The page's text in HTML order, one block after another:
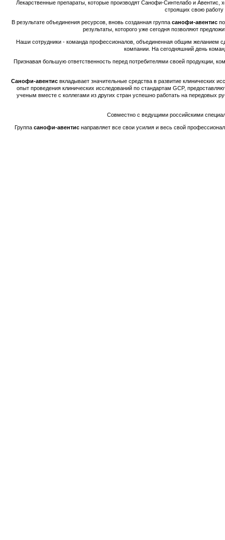
Лекарственные препараты, которые производят Санофи-Синтелабо и
строящих свою
В результате объединения ресурсов, вновь созданная группа санофи-авентис
результаты, которого уже сегодня позволяют
Наши сотрудники - команда профессионалов, объединенная общим желанием
компании. На сегодняшний день
Признавая большую ответственность перед потребителями своей продукции,
Санофи-авентисвкладывает значительные средства в развитие клинических
опыт проведения клинических исследований по стандартам GCP,
ученым вместе с коллегами из других стран успешно работать на передовых
Совместно с ведущими российскими
Группа санофи-авентис направляет все свои усилия и весь свой